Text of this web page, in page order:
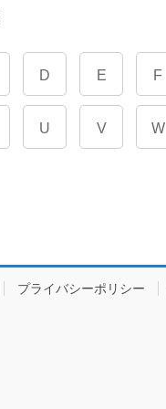
D E F
U V W
プライバシーポリシー